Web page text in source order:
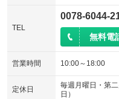
TEL
0078-6044-
無料電
営業時間 10:00～18:00
定休日
毎週月曜日・第
日）